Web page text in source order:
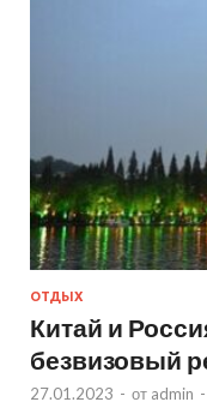
ОТДЫХ
Китай и
безвизовый
27.01.2023 - от admin -